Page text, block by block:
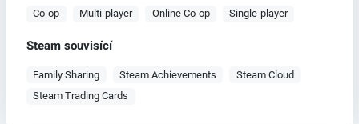
Co-op Multi-player Online Co-op Single-player
Steam souvisící
Family Sharing Steam Achievements
Steam Cloud
Steam Trading Cards